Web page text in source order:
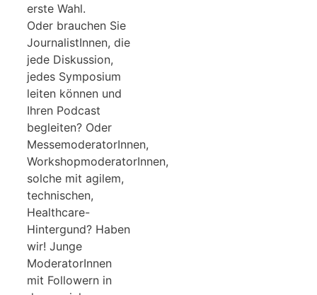
erste Wahl.
Oder brauchen Sie
JournalistInnen, die
jede Diskussion,
jedes Symposium
leiten können und
Ihren Podcast
begleiten? Oder
MessemoderatorInnen,
WorkshopmoderatorInnen,
solche mit agilem,
technischen,
Healthcare-
Hintergund? Haben
wir! Junge
ModeratorInnen
mit Followern in